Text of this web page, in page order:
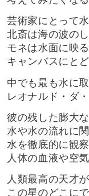
芸術家にとって
北斎は海の波の
モネは水面に映
キャンバスにと
中でも最も水に
レオナルド・ダ
彼の残した膨大
水や水の流れに
水を徹底的に観
人体の血液や空
人類最高の天才
この星のどこに